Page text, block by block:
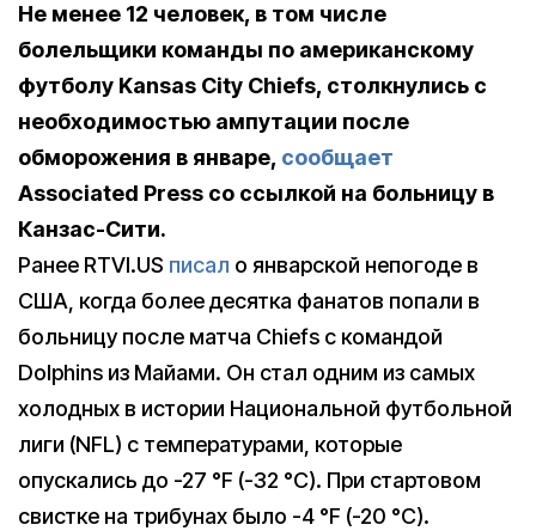
Не менее 12 человек, в том числе
болельщики команды по американскому
футболу Kansas City Chiefs, столкнулись с
необходимостью ампутации после
обморожения в январе, сообщает
Associated Press со ссылкой на больницу в
Канзас-Сити.
Ранее RTVI.US писал о январской непогоде в
США, когда более десятка фанатов попали в
больницу после матча Chiefs с командой
Dolphins из Майами. Он стал одним из самых
холодных в истории Национальной футбольной
лиги (NFL) с температурами, которые
опускались до -27 °F (-32 °C). При стартовом
свистке на трибунах было -4 °F (-20 °C).